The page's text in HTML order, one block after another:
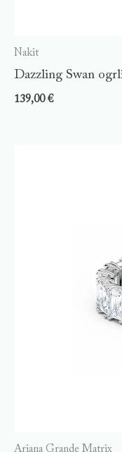
Nakit
Dazzling Swan
139,00€
Ariana Grande Matrix